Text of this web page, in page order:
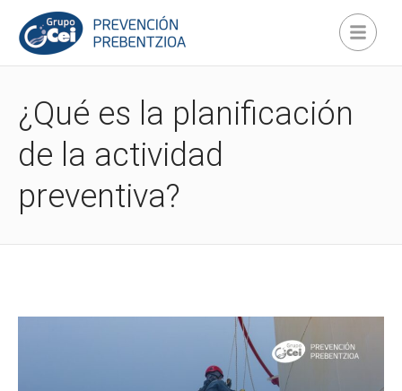
¿Qué es la planificación
de la actividad
preventiva?